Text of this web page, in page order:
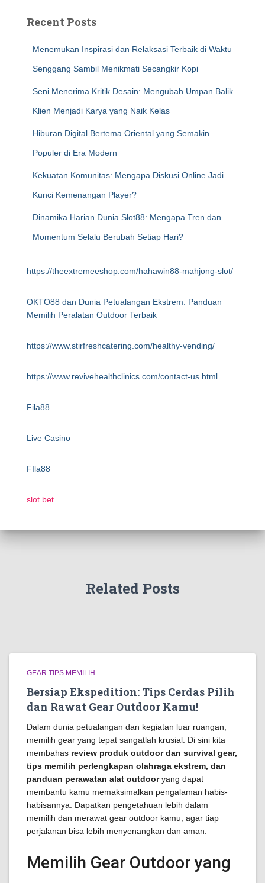
Recent Posts
Menemukan Inspirasi dan Relaksasi Terbaik di Waktu
Senggang Sambil Menikmati Secangkir Kopi
Seni Menerima Kritik Desain: Mengubah Umpan Balik
Klien Menjadi Karya yang Naik Kelas
Hiburan Digital Bertema Oriental yang Semakin
Populer di Era Modern
Kekuatan Komunitas: Mengapa Diskusi Online Jadi
Kunci Kemenangan Player?
Dinamika Harian Dunia Slot88: Mengapa Tren dan
Momentum Selalu Berubah Setiap Hari?
https://theextremeeshop.com/hahawin88-mahjong-slot/
OKTO88 dan Dunia Petualangan Ekstrem: Panduan
Memilih Peralatan Outdoor Terbaik
https://www.stirfreshcatering.com/healthy-vending/
https://www.revivehealthclinics.com/contact-us.html
Fila88
Live Casino
FIla88
slot bet
Related Posts
GEAR TIPS MEMILIH
Bersiap Ekspedition: Tips Cerdas Pilih
dan Rawat Gear Outdoor Kamu!
Dalam dunia petualangan dan kegiatan luar ruangan,
memilih gear yang tepat sangatlah krusial. Di sini kita
membahas review produk outdoor dan survival gear,
tips memilih perlengkapan olahraga ekstrem, dan
panduan perawatan alat outdooryang dapat
membantu kamu memaksimalkan pengalaman habis-
habisannya. Dapatkan pengetahuan lebih dalam
memilih dan merawat gear outdoor kamu, agar tiap
perjalanan bisa lebih menyenangkan dan aman.
Memilih Gear Outdoor yang